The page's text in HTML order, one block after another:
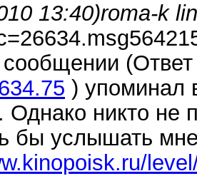
13:40)roma-k
) упоминал
. Однако никто не
бы услышать